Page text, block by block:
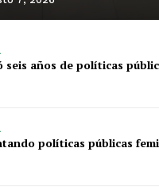
seis años de políticas
políticas públicas